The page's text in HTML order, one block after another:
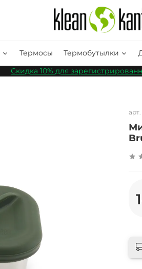
Термосы Термобутылки
Скидка 10% для
арт.